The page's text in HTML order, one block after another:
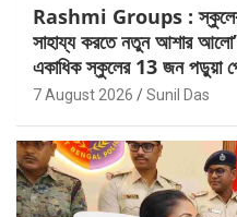
Rashmi Groups : স্কুলের
সাহায্য করতে নতুন আশার
একাধিক স্কুলের 13 জন পড়ুয়া
7 August 2026 Sunil Das